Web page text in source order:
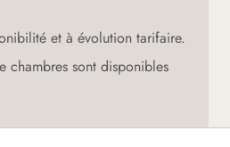
et à évolution tarifaire.
chambres sont disponibles